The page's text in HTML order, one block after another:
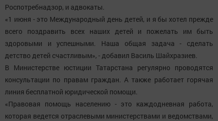
Роспотребнадзор, и адвокаты.
«1 июня - это Международный день детей, и я бы хотел прежде
всего поздравить всех наших детей и пожелать им быть
здоровыми и успешными. Наша общая задача - сделать
детство детей счастливым», - добавил Василь Шайхразиев.
В Министерстве юстиции Татарстана регулярно проводятся
консультации по правам граждан. А также работает горячая
линия бесплатной юридической помощи.
«Правовая помощь населению - это каждодневная работа,
которая ведется отраслевыми министерствами и ведомствами,